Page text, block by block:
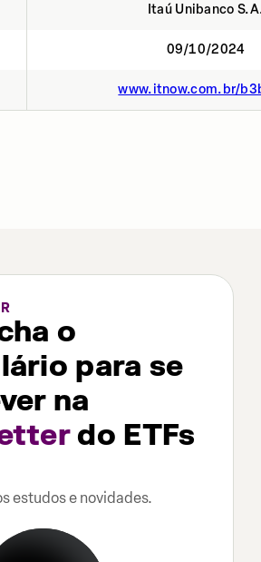
Itaú Unibanco
09/10/2024
www.itnow.com.br/
o
para se
na
do ETFs
estudos e novidades.